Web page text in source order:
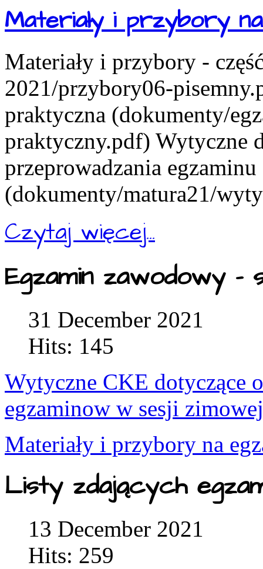
Materiały i przybory
Materiały i przybory -
2021/przybory06-
praktyczna (dokumenty/
praktyczny.pdf) Wytyczne
przeprowadzania egzaminu
(dokumenty/matura21/
Czytaj więcej...
Egzamin zawodowy
31 December 2021
Hits: 145
Wytyczne CKE dotyczące
egzaminow w sesji
Materiały i przybory na
Listy zdających
13 December 2021
Hits: 259